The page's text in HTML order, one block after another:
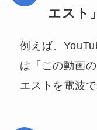
エスト
例えば、
は「この動画
エストを電波